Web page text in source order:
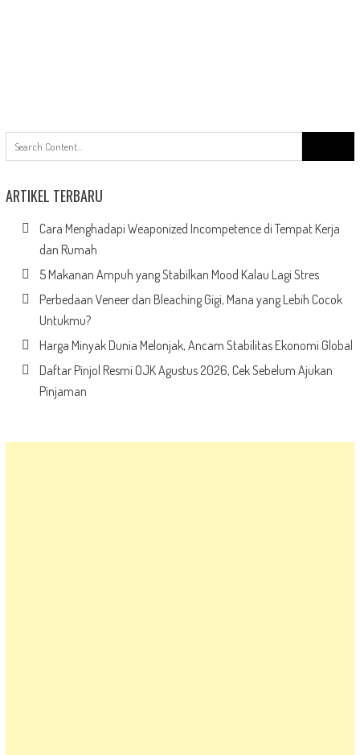
for:
ARTIKEL TERBARU
Cara Menghadapi Weaponized Incompetence di Tempat Kerja
dan Rumah
5 Makanan Ampuh yang Stabilkan Mood Kalau Lagi Stres
Perbedaan Veneer dan Bleaching Gigi, Mana yang Lebih Cocok
Untukmu?
Harga Minyak Dunia Melonjak, Ancam Stabilitas Ekonomi Global
Daftar Pinjol Resmi OJK Agustus 2026, Cek Sebelum Ajukan
Pinjaman